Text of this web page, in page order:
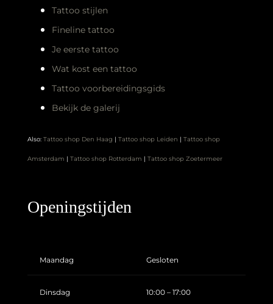
Tattoo stijlen
Fineline tattoo
Je eerste tattoo
Wat kost een tattoo
Tattoo voorbereidingsgids
Bekijk de galerij
Also: Tattoo shop Den Haag | Tattoo shop Leiden | Tattoo shop
Amsterdam | Tattoo shop Rotterdam | Tattoo shop Zoetermeer
Openingstijden
Maandag Gesloten
Dinsdag 10:00 – 17:00